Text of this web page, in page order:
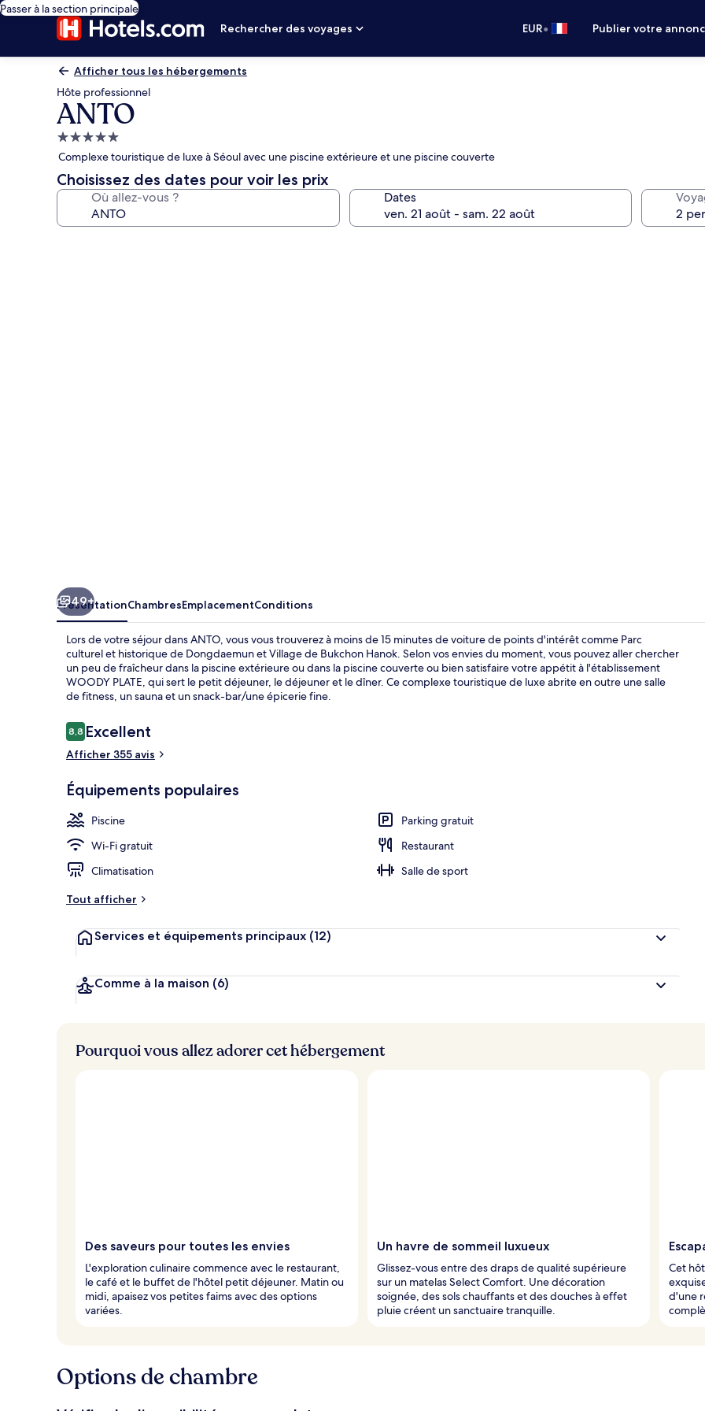
Passer à la section principale
Rechercher des voyages
EUR• Publier votre
Afficher tous les hébergements
Hôte professionnel
ANTO
Hébergement
5.0 étoiles
Complexe touristique de luxe à Séoul avec une piscine extérieure et une piscine couverte
Choisissez des dates pour voir les prix
Où allez-vous ? Dates
Literie de
49+
PrésentationChambresEmplacementConditions
Lors de votre séjour dans ANTO, vous vous trouverez à moins de 15 minutes de voiture de points d'intérêt comme Parc
culturel et historique de Dongdaemun et Village de Bukchon Hanok. Selon vos envies du moment, vous pouvez aller chercher
un peu de fraîcheur dans la piscine extérieure ou dans la piscine couverte ou bien satisfaire votre appétit à l'établissement
WOODY PLATE, qui sert le petit déjeuner, le déjeuner et le dîner. Ce complexe touristique de luxe abrite en outre une salle
de fitness, un sauna et un snack-bar/une épicerie fine.
Avis
voyageurs
8,88,8 sur 10
Excellent
Afficher 355 avis
Équipements populaires
Piscine
Parking gratuit
Wi-Fi gratuit
Restaurant
Climatisation
Salle de sport
Tout afficher
Services et équipements principaux (12)
Comme à la maison (6)
Pourquoi vous allez adorer cet hébergement
Des saveurs pour toutes les envies
L'exploration culinaire commence avec le restaurant,
le café et le buffet de l'hôtel petit déjeuner. Matin ou
midi, apaisez vos petites faims avec des options
variées.
Un havre de sommeil luxueux
Glissez-vous entre des draps de qualité supérieure
sur un matelas Select Comfort. Une décoration
soignée, des sols chauffants et des douches à effet
pluie créent un sanctuaire tranquille.
Cet
d'une
Options de chambre